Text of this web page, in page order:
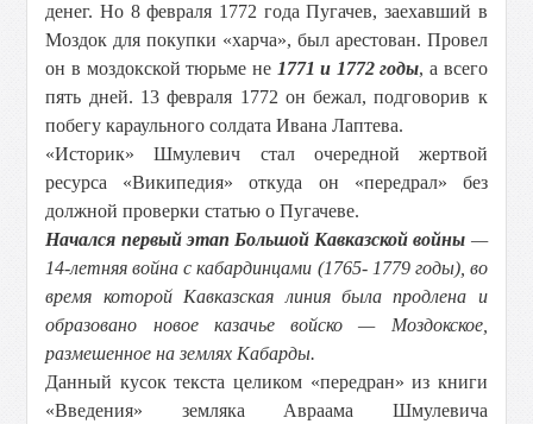
денег. Но 8 февраля 1772 года Пугачев, заехавший в
Моздок для покупки «харча», был арестован. Провел
он в моздокской тюрьме не 1771 и 1772 годы, а всего
пять дней. 13 февраля 1772 он бежал, подговорив к
побегу караульного солдата Ивана Лаптева.
«Историк» Шмулевич стал очередной жертвой
ресурса «Википедия» откуда он «передрал» без
должной проверки статью о Пугачеве.
Начался первый этап Большой Кавказской войны —
14-летняя война с кабардинцами (1765- 1779 годы), во
время которой Кавказская линия была продлена и
образовано новое казачье войско — Моздокское,
размешенное на землях Кабарды.
Данный кусок текста целиком «передран» из книги
«Введения» земляка Авраама Шмулевича